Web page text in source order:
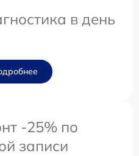
в день
-25% по
записи